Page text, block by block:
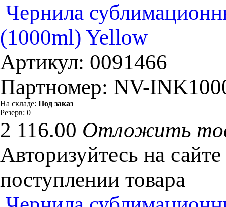
Чернила
(1000ml) Yellow
Артикул: 0091466
Партномер: NV-
На складе: Под заказ
Резерв: 0
2 116.00 Отложить
Авторизуйтесь на
поступлении товара